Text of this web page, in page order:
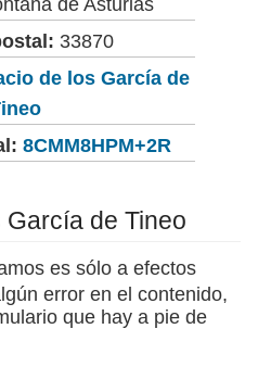
33870
de los García de
8CMM8HPM+2R
de Tineo
es sólo a efectos
error en el contenido,
que hay a pie de